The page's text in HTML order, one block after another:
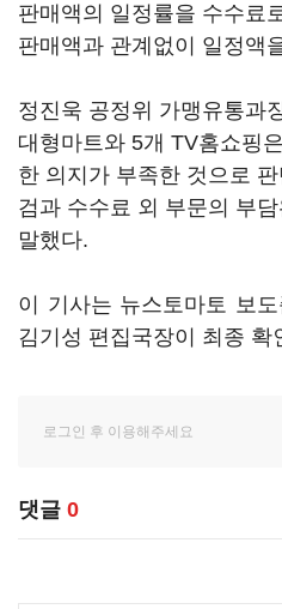
판매액의 일정률을 수수료
판매액과 관계없이 일정액
정진욱 공정위 가맹유통과
대형마트와 5개 TV홈쇼핑
한 의지가 부족한 것으로
검과 수수료 외 부문의 부
말했다.
이 기사는 뉴스토마토 보
김기성 편집국장이 최종 확
댓글 0